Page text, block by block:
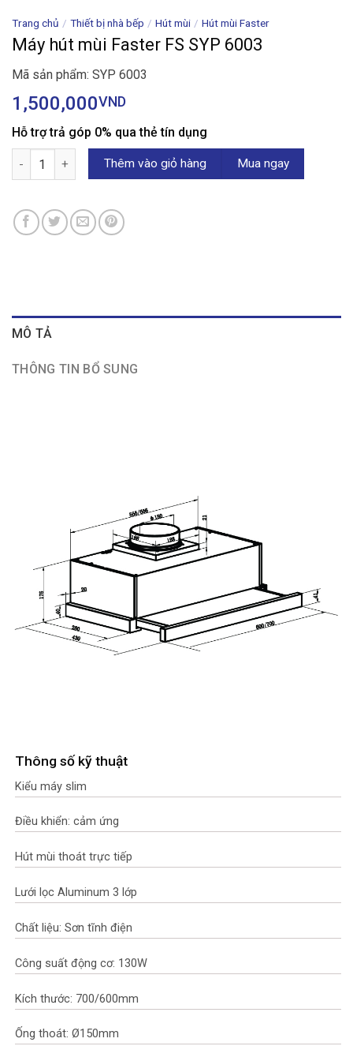
Trang chủ / Thiết bị nhà bếp / Hút mùi / Hút mùi Faster
Máy hút mùi Faster FS SYP 6003
Mã sản phẩm: SYP 6003
1,500,000VND
Hỗ trợ trả góp 0% qua thẻ tín dụng
Máy hút mùi Faster FS SYP 6003 số lượng
Thêm vào giỏ hàng Mua ngay
MÔ TẢ
THÔNG TIN BỔ SUNG
Thông số kỹ thuật
Kiểu máy slim
Điều khiển: cảm ứng
Hút mùi thoát trực tiếp
Lưới lọc Aluminum 3 lớp
Chất liệu: Sơn tĩnh điện
Công suất động cơ: 130W
Kích thước: 700/600mm
Ống thoát: Ø150mm